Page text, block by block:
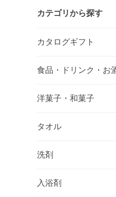
カテゴリから探す
カタログギフト
食品・ドリンク・お
洋菓子・和菓子
タオル
洗剤
入浴剤